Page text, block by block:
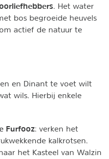
. Het water
bos begroeide heuvels
actief de natuur te
en Dinant te voet wilt
wils. Hierbij enkele
Furfooz: verken het
kalkrotsen.
het Kasteel van Walzin